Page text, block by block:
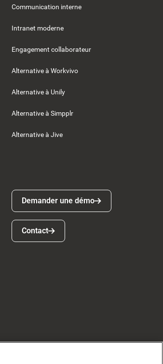
Communication interne
Intranet moderne
Engagement collaborateur
Alternative à Workvivo
Alternative à Unily
Alternative à Simpplr
Alternative à Jive
Demander une démo
Demander une démo
Contact
Contact